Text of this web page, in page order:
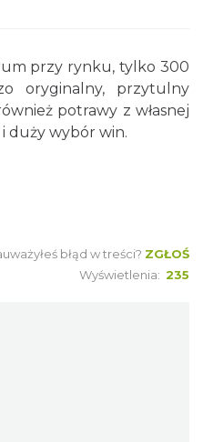
przy rynku, tylko 300
oryginalny, przytulny
potrawy z własnej
duży wybór win.
błąd w treści? ZGŁOŚ
Wyświetlenia: 235